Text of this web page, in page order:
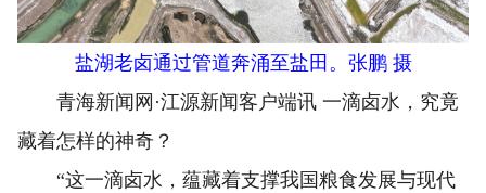
盐湖老卤通过管道奔涌至盐田。张鹏 摄
青海新闻网·江源新闻客户端讯 一滴卤水，究竟
藏着怎样的神奇？
“这一滴卤水，蕴藏着支撑我国粮食发展与现代